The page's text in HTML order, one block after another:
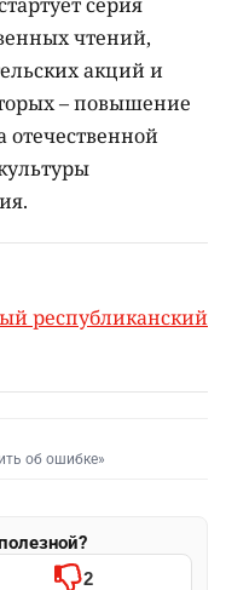
серия
чтений,
акций и
–повышение
отечественной
республиканский
об ошибке»
2